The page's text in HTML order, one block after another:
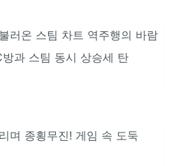
러온 스팀 차트 역주행의 바람
과 스팀 동시 상승세 탄
며 종횡무진! 게임 속 도둑